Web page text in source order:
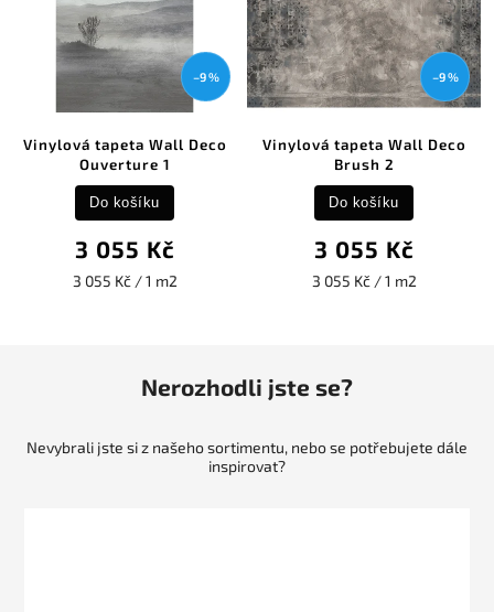
–9 %
Vinylová tapeta Wall Deco
Ouverture 1
3 055 Kč
3 055 Kč / 1 m2
Do košíku
–9 %
Vinylová tapeta Wall Deco
Brush 2
3 055 Kč
3 055 Kč / 1 m2
Do košíku
Nerozhodli jste se?
Nevybrali jste si z našeho sortimentu, nebo se potřebujete dále
inspirovat?